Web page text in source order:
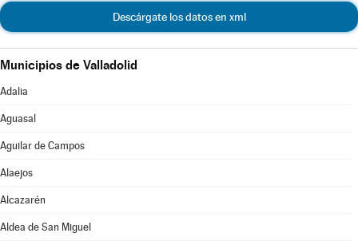
Descárgate los datos en xml
Municipios de Valladolid
Adalia
Aguasal
Aguilar de Campos
Alaejos
Alcazarén
Aldea de San Miguel